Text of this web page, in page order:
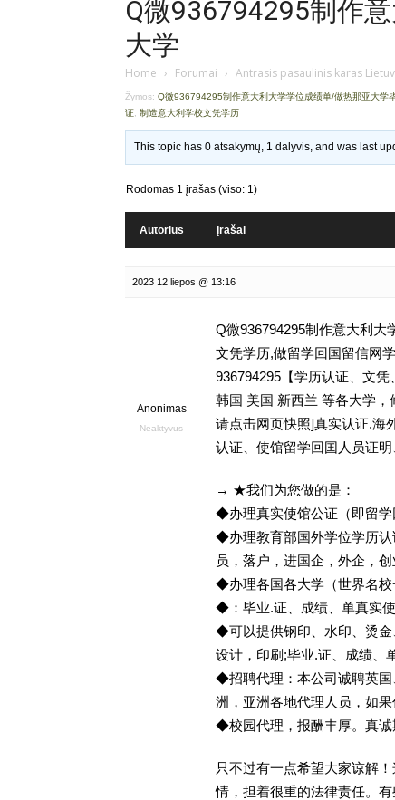
Q微936794295制作
大学
Home › Forumai › Antrasis pasaulinis karas
Žymos: Q微936794295制作意大利大学学位成绩单/做热那亚大学
证 制造意大利学校文凭学历
This topic has 0 atsakymų, 1 dalyvis, and was last
Rodomas 1 įrašas (viso: 1)
Autorius Įrašai
2023 12 liepos @ 13:16
Anonimas
Neaktyvus
Q微936794295制作意大利大
文凭学历,做留学回国留信网
936794295【学历认证、文
韩国 美国 新西兰 等各大学
请点击网页快照]真实认证.海
认证、使馆留学回囯人员证
→ ★我们为您做的是：
◆办理真实使馆公证（即留
◆办理教育部国外学位学历认
员，落户，进国企，外企，
◆办理各国各大学（世界名
◆：毕业.证、成绩、单真实
◆可以提供钢印、水印、烫金
设计，印刷;毕业.证、成绩、
◆招聘代理：本公司诚聘英国
洲，亚洲各地代理人员，如
◆校园代理，报酬丰厚。真诚
只不过有一点希望大家谅解
情，担着很重的法律责任。